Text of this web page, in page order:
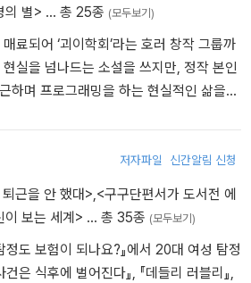
둔 덕분에 조금 마음이 놓인다. 벚꽃 구경
은 다름 아닌 기모노 인형들이 가득 줄지
구매하는 사람들의 표정을 보며 즐거움
들과 더불어 사는 것을 좋아하던 그가 누
존재가 있었으니, 바로 매일 자신을 관리
그리고 어느 날, 관리자 남자에게 끔찍한
의 별> … 총 25종 (모두보기)
료되어 ‘괴이학회’라는 호러 창작 그룹까
실을 넘나드는 소설을 쓰지만, 정작 본인
하며 프로그래밍을 하는 현실적인 삶을
앤솔러지에 참여하고 있으며 『단편들, 한
」), 『출근은 했는데, 퇴근을 안 했대』(「솔
잡아먹힌 소년 아직도 학교에 있다」) 등이
저자파일 신간알림 신청
근을 안 했대>,<구구단편서가 도서전 에
이 보는 세계> … 총 35종 (모두보기)
정도 보험이 되나요?』에서 20대 여성 탐정
건은 식후에 벌어진다』, 『데들리 러블리』,